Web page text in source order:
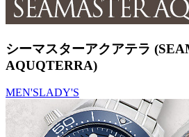
シーマスターアクアテラ
AQUQTERRA)
MEN'SLADY'S